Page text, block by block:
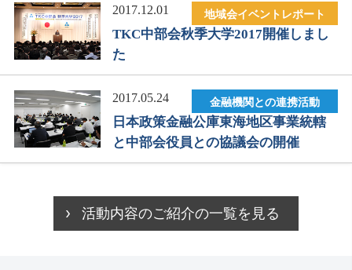
地域会イベントレポート
2017.12.01
TKC中部会秋季大学2017開催しまし
た
金融機関との連携活動
2017.05.24
日本政策金融公庫東海地区事業統轄
と中部会役員との協議会の開催
活動内容のご紹介の一覧を見る